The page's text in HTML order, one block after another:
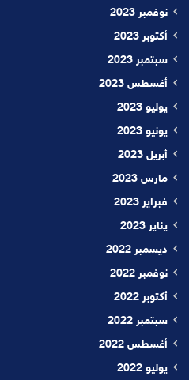
نوفمبر 2023
أكتوبر 2023
سبتمبر 2023
أغسطس 2023
يوليو 2023
يونيو 2023
أبريل 2023
مارس 2023
فبراير 2023
يناير 2023
ديسمبر 2022
نوفمبر 2022
أكتوبر 2022
سبتمبر 2022
أغسطس 2022
يوليو 2022